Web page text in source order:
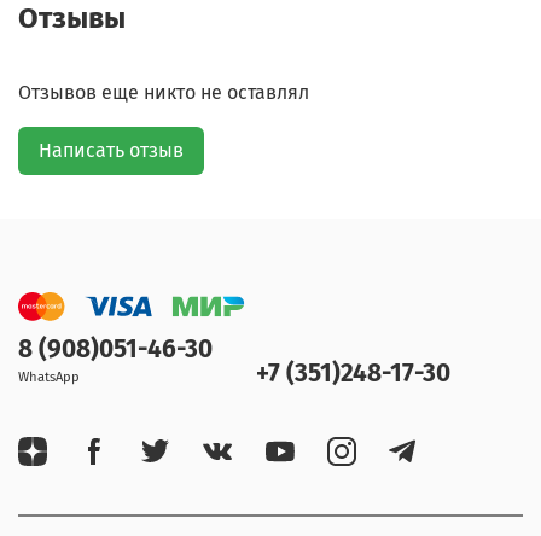
Отзывы
Отзывов еще никто не оставлял
Написать отзыв
8 (908)051-46-30
WhatsApp +7 (351)248-17-30